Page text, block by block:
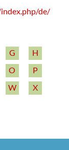
­de/­
G
H
O
P
W
X